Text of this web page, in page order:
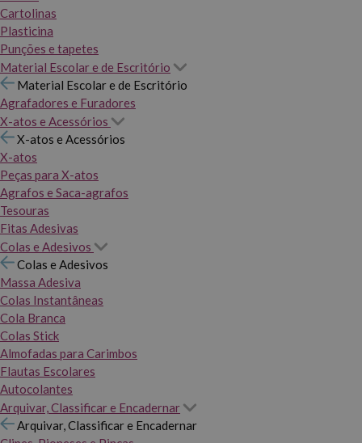
Cartolinas
Plasticina
Punções e tapetes
Material Escolar e de Escritório
Material Escolar e de Escritório
Agrafadores e Furadores
X-atos e Acessórios
X-atos e Acessórios
X-atos
Peças para X-atos
Agrafos e Saca-agrafos
Tesouras
Fitas Adesivas
Colas e Adesivos
Colas e Adesivos
Massa Adesiva
Colas Instantâneas
Cola Branca
Colas Stick
Almofadas para Carimbos
Flautas Escolares
Autocolantes
Arquivar, Classificar e Encadernar
Arquivar, Classificar e Encadernar